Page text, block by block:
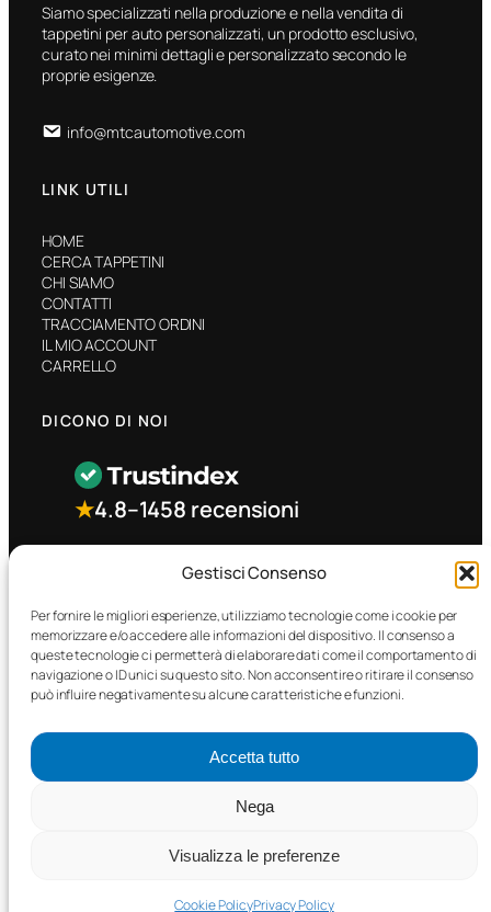
Gestisci Consenso
Per fornire le migliori esperienze, utilizziamo tecnologie come i cookie per
memorizzare e/o accedere alle informazioni del dispositivo. Il consenso a
queste tecnologie ci permetterà di elaborare dati come il comportamento di
navigazione o ID unici su questo sito. Non acconsentire o ritirare il consenso
può influire negativamente su alcune caratteristiche e funzioni.
Accetta tutto
Nega
Visualizza le preferenze
Cookie PolicyPrivacy Policy
Siamo specializzati nella produzione e nella vendita di
tappetini per auto personalizzati, un prodotto esclusivo,
curato nei minimi dettagli e personalizzato secondo le
proprie esigenze.
info@mtcautomotive.com
LINK UTILI
HOME
CERCA TAPPETINI
CHI SIAMO
CONTATTI
TRACCIAMENTO ORDINI
IL MIO ACCOUNT
CARRELLO
DICONO DI NOI
★4.8–1458 recensioni
CONTATTO RAPIDO
Facebook
©2025 MTC Automotive s.r.l. . Tutti i diritti riservati. – P.I.